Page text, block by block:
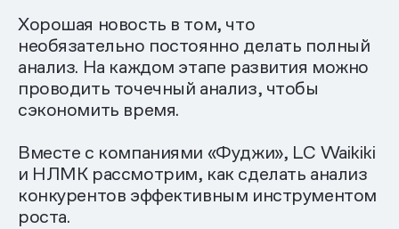
Хорошая новость в том, что
необязательно постоянно делать полный
анализ. На каждом этапе развития можно
проводить точечный анализ, чтобы
сэкономить время.
Вместе с компаниями «Фуджи», LC Waikiki
и НЛМК рассмотрим, как сделать анализ
конкурентов эффективным инструментом
роста.